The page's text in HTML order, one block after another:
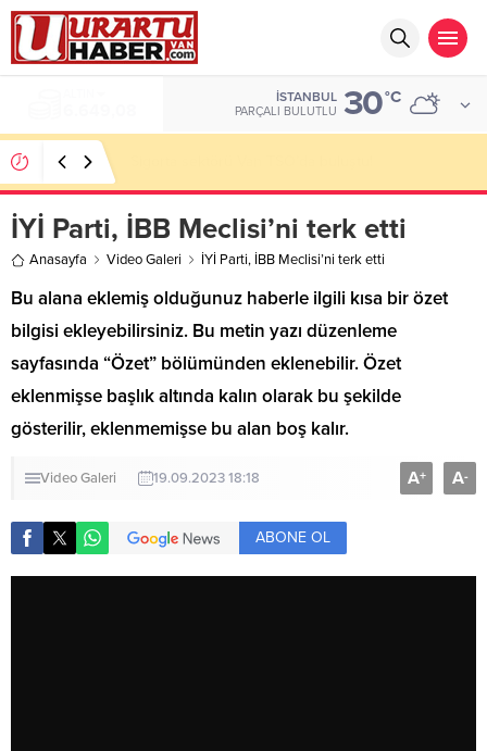
İSTANBUL
PARÇALI BULUTLU 30°C
İYİ Parti, İBB Meclisi’ni terk etti
Anasayfa Video Galeri İYİ Parti, İBB Meclisi’ni terk etti
Bu alana eklemiş olduğunuz haberle ilgili kısa bir özet
bilgisi ekleyebilirsiniz. Bu metin yazı düzenleme
sayfasında “Özet” bölümünden eklenebilir. Özet
eklenmişse başlık altında kalın olarak bu şekilde
gösterilir, eklenmemişse bu alan boş kalır.
Video Galeri 19.09.2023 18:18 A+ A-
ABONE OL